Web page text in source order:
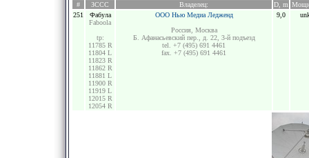
# ЗССС Владелец: D, m
251
Фабула
Faboola
tp:
11785 R
11804 L
11823 R
11862 R
11881 L
11900 R
11919 L
12015 R
12054 R
ООО Нью Медиа Ледженд
Россия, Москва
Б. Афанасьевский пер., д. 22, 3-й подъезд
tel. +7 (495) 691 4461
fax. +7 (495) 691 4461
9,0